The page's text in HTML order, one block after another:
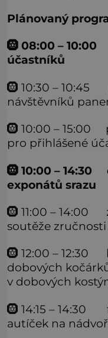
Plánovaný
🛞 08:00 –
účastníků
🛞 10:30 – 10:45
návštěvníků
🛞 10:00 – 15:00
pro přihlášené
🛞 10:00 –
exponátů srazu
🛞 11:00 – 14:00
soutěže zručnosti
🛞 12:00 – 12:30
dobových
v dobových
🛞 14:15 – 14:30
autíček na